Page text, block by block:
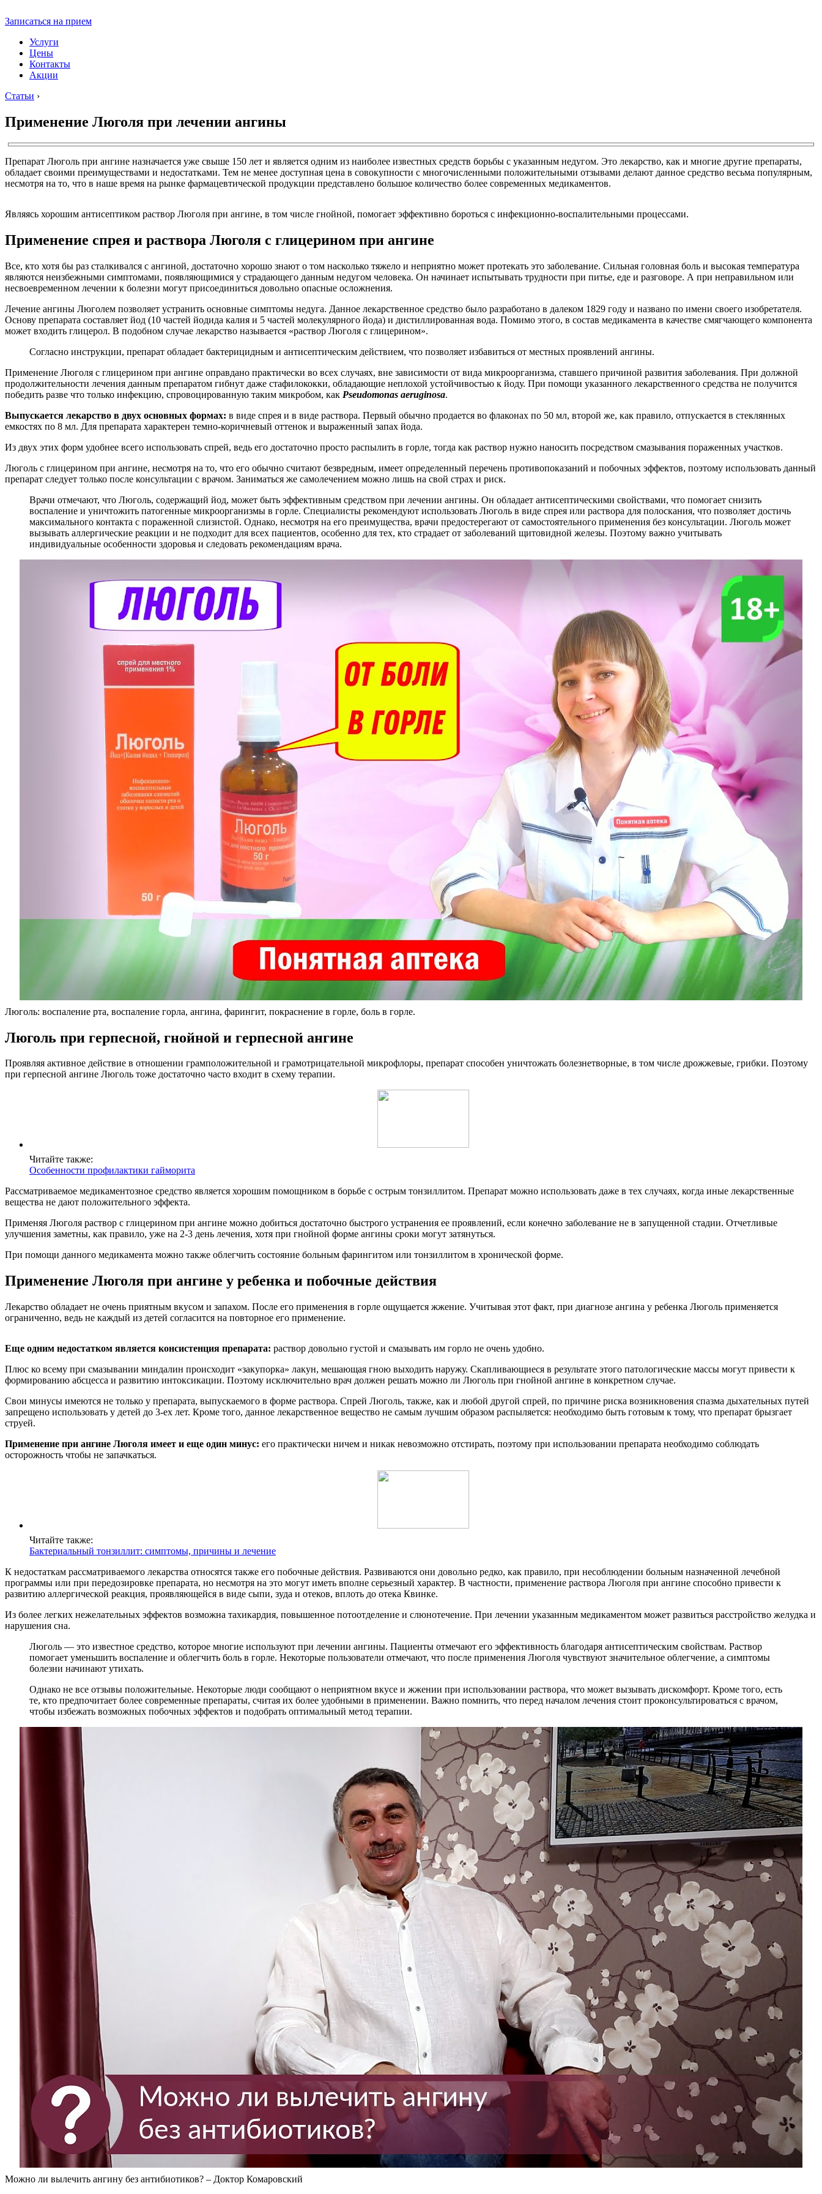
Записаться на прием
Услуги
Цены
Контакты
Акции
Статьи ›
Применение Люголя при лечении ангины
Препарат Люголь при ангине назначается уже свыше 150 лет и является одним из наиболее известных средств борьбы с указанным недугом. Это лекарство, как и многие другие препараты,
обладает своими преимуществами и недостатками. Тем не менее доступная цена в совокупности с многочисленными положительными отзывами делают данное средство весьма популярным,
несмотря на то, что в наше время на рынке фармацевтической продукции представлено большое количество более современных медикаментов.
Являясь хорошим антисептиком раствор Люголя при ангине, в том числе гнойной, помогает эффективно бороться с инфекционно-воспалительными процессами.
Применение спрея и раствора Люголя с глицерином при ангине
Все, кто хотя бы раз сталкивался с ангиной, достаточно хорошо знают о том насколько тяжело и неприятно может протекать это заболевание. Сильная головная боль и высокая температура
являются неизбежными симптомами, появляющимися у страдающего данным недугом человека. Он начинает испытывать трудности при питье, еде и разговоре. А при неправильном или
несвоевременном лечении к болезни могут присоединиться довольно опасные осложнения.
Лечение ангины Люголем позволяет устранить основные симптомы недуга. Данное лекарственное средство было разработано в далеком 1829 году и названо по имени своего изобретателя.
Основу препарата составляет йод (10 частей йодида калия и 5 частей молекулярного йода) и дистиллированная вода. Помимо этого, в состав медикамента в качестве смягчающего компонента
может входить глицерол. В подобном случае лекарство называется «раствор Люголя с глицерином».
Согласно инструкции, препарат обладает бактерицидным и антисептическим действием, что позволяет избавиться от местных проявлений ангины.
Применение Люголя с глицерином при ангине оправдано практически во всех случаях, вне зависимости от вида микроорганизма, ставшего причиной развития заболевания. При должной
продолжительности лечения данным препаратом гибнут даже стафилококки, обладающие неплохой устойчивостью к йоду. При помощи указанного лекарственного средства не получится
победить разве что только инфекцию, спровоцированную таким микробом, как Pseudomonas aeruginosa.
Выпускается лекарство в двух основных формах: в виде спрея и в виде раствора. Первый обычно продается во флаконах по 50 мл, второй же, как правило, отпускается в стеклянных
емкостях по 8 мл. Для препарата характерен темно-коричневый оттенок и выраженный запах йода.
Из двух этих форм удобнее всего использовать спрей, ведь его достаточно просто распылить в горле, тогда как раствор нужно наносить посредством смазывания пораженных участков.
Люголь с глицерином при ангине, несмотря на то, что его обычно считают безвредным, имеет определенный перечень противопоказаний и побочных эффектов, поэтому использовать данный
препарат следует только после консультации с врачом. Заниматься же самолечением можно лишь на свой страх и риск.
Врачи отмечают, что Люголь, содержащий йод, может быть эффективным средством при лечении ангины. Он обладает антисептическими свойствами, что помогает снизить
воспаление и уничтожить патогенные микроорганизмы в горле. Специалисты рекомендуют использовать Люголь в виде спрея или раствора для полоскания, что позволяет достичь
максимального контакта с пораженной слизистой. Однако, несмотря на его преимущества, врачи предостерегают от самостоятельного применения без консультации. Люголь может
вызывать аллергические реакции и не подходит для всех пациентов, особенно для тех, кто страдает от заболеваний щитовидной железы. Поэтому важно учитывать
индивидуальные особенности здоровья и следовать рекомендациям врача.
Люголь: воспаление рта, воспаление горла, ангина, фарингит, покраснение в горле, боль в горле.
Люголь при герпесной, гнойной и герпесной ангине
Проявляя активное действие в отношении грамположительной и грамотрицательной микрофлоры, препарат способен уничтожать болезнетворные, в том числе дрожжевые, грибки. Поэтому
при герпесной ангине Люголь тоже достаточно часто входит в схему терапии.
Читайте также:
Особенности профилактики гайморита
Рассматриваемое медикаментозное средство является хорошим помощником в борьбе с острым тонзиллитом. Препарат можно использовать даже в тех случаях, когда иные лекарственные
вещества не дают положительного эффекта.
Применяя Люголя раствор с глицерином при ангине можно добиться достаточно быстрого устранения ее проявлений, если конечно заболевание не в запущенной стадии. Отчетливые
улучшения заметны, как правило, уже на 2-3 день лечения, хотя при гнойной форме ангины сроки могут затянуться.
При помощи данного медикамента можно также облегчить состояние больным фарингитом или тонзиллитом в хронической форме.
Применение Люголя при ангине у ребенка и побочные действия
Лекарство обладает не очень приятным вкусом и запахом. После его применения в горле ощущается жжение. Учитывая этот факт, при диагнозе ангина у ребенка Люголь применяется
ограниченно, ведь не каждый из детей согласится на повторное его применение.
Еще одним недостатком является консистенция препарата: раствор довольно густой и смазывать им горло не очень удобно.
Плюс ко всему при смазывании миндалин происходит «закупорка» лакун, мешающая гною выходить наружу. Скапливающиеся в результате этого патологические массы могут привести к
формированию абсцесса и развитию интоксикации. Поэтому исключительно врач должен решать можно ли Люголь при гнойной ангине в конкретном случае.
Свои минусы имеются не только у препарата, выпускаемого в форме раствора. Спрей Люголь, также, как и любой другой спрей, по причине риска возникновения спазма дыхательных путей
запрещено использовать у детей до 3-ех лет. Кроме того, данное лекарственное вещество не самым лучшим образом распыляется: необходимо быть готовым к тому, что препарат брызгает
струей.
Применение при ангине Люголя имеет и еще один минус: его практически ничем и никак невозможно отстирать, поэтому при использовании препарата необходимо соблюдать
осторожность чтобы не запачкаться.
Читайте также:
Бактериальный тонзиллит: симптомы, причины и лечение
К недостаткам рассматриваемого лекарства относятся также его побочные действия. Развиваются они довольно редко, как правило, при несоблюдении больным назначенной лечебной
программы или при передозировке препарата, но несмотря на это могут иметь вполне серьезный характер. В частности, применение раствора Люголя при ангине способно привести к
развитию аллергической реакция, проявляющейся в виде сыпи, зуда и отеков, вплоть до отека Квинке.
Из более легких нежелательных эффектов возможна тахикардия, повышенное потоотделение и слюнотечение. При лечении указанным медикаментом может развиться расстройство желудка и
нарушения сна.
Люголь — это известное средство, которое многие используют при лечении ангины. Пациенты отмечают его эффективность благодаря антисептическим свойствам. Раствор
помогает уменьшить воспаление и облегчить боль в горле. Некоторые пользователи отмечают, что после применения Люголя чувствуют значительное облегчение, а симптомы
болезни начинают утихать.
Однако не все отзывы положительные. Некоторые люди сообщают о неприятном вкусе и жжении при использовании раствора, что может вызывать дискомфорт. Кроме того, есть
те, кто предпочитает более современные препараты, считая их более удобными в применении. Важно помнить, что перед началом лечения стоит проконсультироваться с врачом,
чтобы избежать возможных побочных эффектов и подобрать оптимальный метод терапии.
Можно ли вылечить ангину без антибиотиков? – Доктор Комаровский